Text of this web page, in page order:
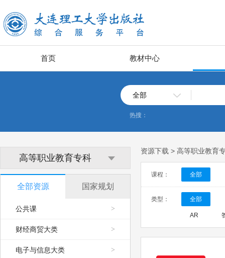
首页 教材中心
全部
热搜：
高等职业教育专科
全部资源
公共课 >
财经商贸大类 >
电子与信息大类 >
国家规划
资源下载 > 高等职业教育
课程： 全部
类型： 全部
AR